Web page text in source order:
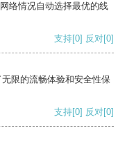
络情况自动选择最优的线
支持[0] 反对[0]
限的流畅体验和安全性保
支持[0] 反对[0]